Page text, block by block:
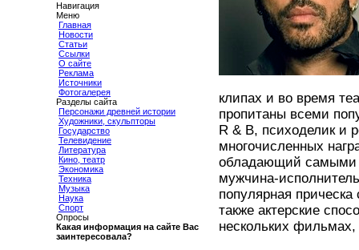
Навигация
Меню
Главная
Новости
Статьи
Ссылки
О сайте
Реклама
Источники
Фотогалерея
Разделы сайта
Персонажи древней истории
Художники, скульпторы
Государство
Телевидение
Литература
Кино, театр
Экономика
Техника
Музыка
Наука
Спорт
Опросы
Какая информация на сайте Вас
заинтересовала?
клипах и во время
пропитаны всеми
R & B, психоделик и
многочисленных
обладающий самыми
мужчина-
популярная
также актерские
нескольких